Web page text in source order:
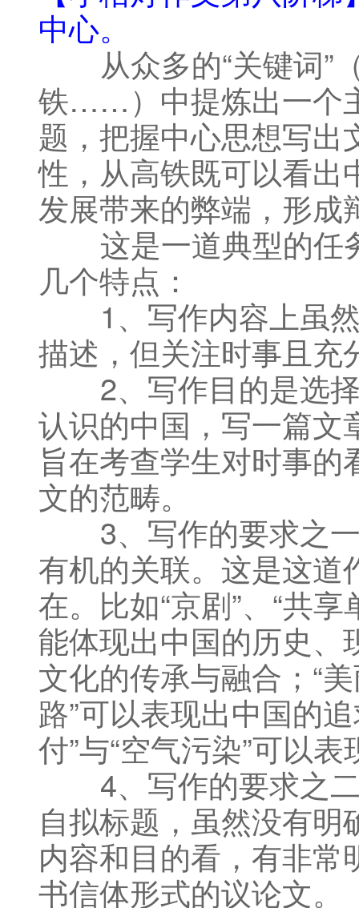
中心。
从众多的“关键词”
铁……）中提炼出一个
题，把握中心思想写
性，从高铁既可以看出
发展带来的弊端，形成
这是一道典型的任
几个特点：
1、写作内容上虽然
描述，但关注时事且充
2、写作目的是选择
认识的中国，写一篇文
旨在考查学生对时事
文的范畴。
3、写作的要求之一
有机的关联。这是这道
在。比如“京剧”、“共
能体现出中国的历史、
文化的传承与融合；“
路”可以表现出中国的
付”与“空气污染”可以
4、写作的要求之二
自拟标题，虽然没有
内容和目的看，有非
书信体形式的议论文。